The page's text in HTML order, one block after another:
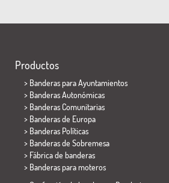
Productos
> Banderas para Ayuntamientos
> Banderas Autonómicas
> Banderas Comunitarias
> Banderas de Europa
> Banderas Políticas
> Banderas de Sobremesa
> Fábrica de banderas
> Banderas para moteros